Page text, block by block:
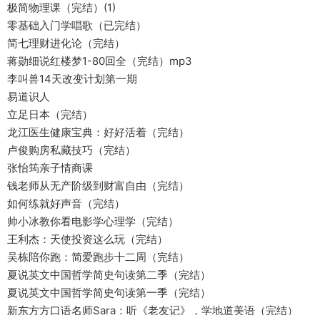
极简物理课（完结）(1)
零基础入门学唱歌（已完结）
简七理财进化论（完结）
蒋勋细说红楼梦1-80回全（完结）mp3
李叫兽14天改变计划第一期
易道识人
立足日本（完结）
龙江医生健康宝典：好好活着（完结）
卢俊购房私藏技巧（完结）
张怡筠亲子情商课
钱老师从无产阶级到财富自由（完结）
如何练就好声音（完结）
帅小冰教你看电影学心理学（完结）
王利杰：天使投资这么玩（完结）
吴栋陪你跑：简爱跑步十二周（完结）
夏说英文中国哲学简史句读第二季（完结）
夏说英文中国哲学简史句读第一季（完结）
新东方方口语名师Sara：听《老友记》，学地道美语（完结）